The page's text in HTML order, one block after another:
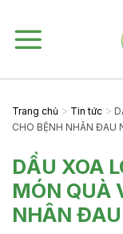
content
Trang chủ > Tin tức >
CHO BỆNH NHÂN ĐAU
DẦU XOA
MÓN QUÀ
NHÂN